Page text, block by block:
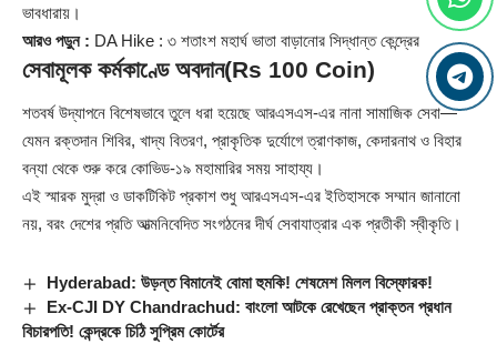
ভাবধারায়।
আরও পড়ুন : DA Hike : ৩ শতাংশ মহার্ঘ ভাতা বাড়ানোর সিদ্ধান্ত কেন্দ্রের
সেবামূলক কর্মকাণ্ডে অবদান(Rs 100 Coin)
শতবর্ষ উদ্‌যাপনে বিশেষভাবে তুলে ধরা হয়েছে আরএসএস-এর নানা সামাজিক সেবা—
যেমন রক্তদান শিবির, খাদ্য বিতরণ, প্রাকৃতিক দুর্যোগে ত্রাণকাজ, কেদারনাথ ও বিহার
বন্যা থেকে শুরু করে কোভিড-১৯ মহামারির সময় সাহায্য।
এই স্মারক মুদ্রা ও ডাকটিকিট প্রকাশ শুধু আরএসএস-এর ইতিহাসকে সম্মান জানানো
নয়, বরং দেশের প্রতি আত্মনিবেদিত সংগঠনের দীর্ঘ সেবাযাত্রার এক প্রতীকী স্বীকৃতি।
Hyderabad: উড়ন্ত বিমানেই বোমা হুমকি! শেষমেশ মিলল বিস্ফোরক!
Ex-CJI DY Chandrachud: বাংলো আটকে রেখেছেন প্রাক্তন প্রধান
বিচারপতি! কেন্দ্রকে চিঠি সুপ্রিম কোর্টের